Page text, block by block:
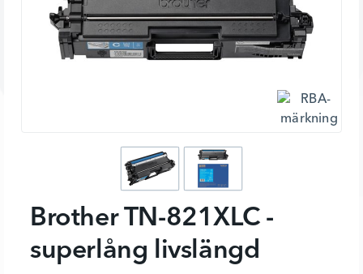
Brother TN-821XLC -
superlång livslängd